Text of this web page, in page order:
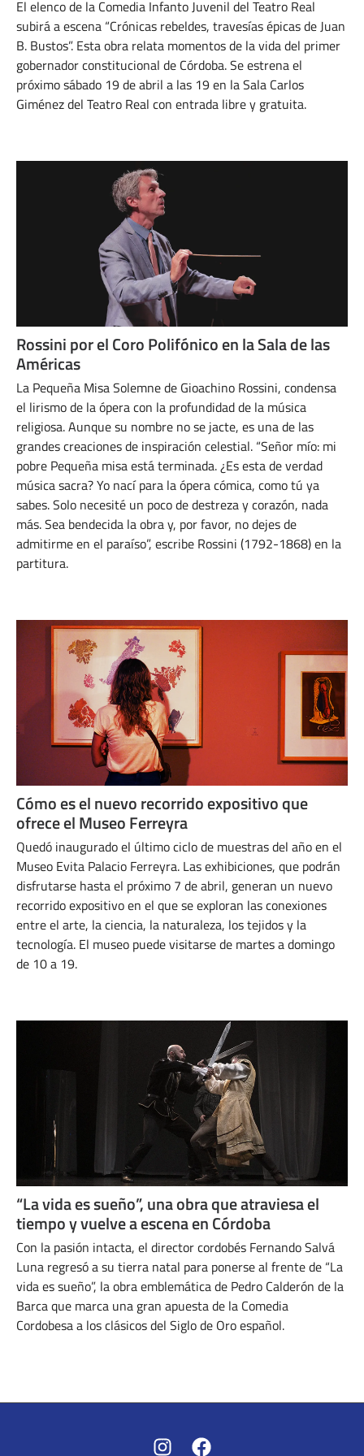
El elenco de la Comedia Infanto Juvenil del Teatro Real
subirá a escena “Crónicas rebeldes, travesías épicas de Juan
B. Bustos”. Esta obra relata momentos de la vida del primer
gobernador constitucional de Córdoba. Se estrena el
próximo sábado 19 de abril a las 19 en la Sala Carlos
Giménez del Teatro Real con entrada libre y gratuita.
Rossini por el Coro Polifónico en la Sala de las
Américas
La Pequeña Misa Solemne de Gioachino Rossini, condensa
el lirismo de la ópera con la profundidad de la música
religiosa. Aunque su nombre no se jacte, es una de las
grandes creaciones de inspiración celestial. “Señor mío: mi
pobre Pequeña misa está terminada. ¿Es esta de verdad
música sacra? Yo nací para la ópera cómica, como tú ya
sabes. Solo necesité un poco de destreza y corazón, nada
más. Sea bendecida la obra y, por favor, no dejes de
admitirme en el paraíso”, escribe Rossini (1792-1868) en la
partitura.
Cómo es el nuevo recorrido expositivo que
ofrece el Museo Ferreyra
Quedó inaugurado el último ciclo de muestras del año en el
Museo Evita Palacio Ferreyra. Las exhibiciones, que podrán
disfrutarse hasta el próximo 7 de abril, generan un nuevo
recorrido expositivo en el que se exploran las conexiones
entre el arte, la ciencia, la naturaleza, los tejidos y la
tecnología. El museo puede visitarse de martes a domingo
de 10 a 19.
“La vida es sueño”, una obra que atraviesa el
tiempo y vuelve a escena en Córdoba
Con la pasión intacta, el director cordobés Fernando Salvá
Luna regresó a su tierra natal para ponerse al frente de “La
vida es sueño”, la obra emblemática de Pedro Calderón de la
Barca que marca una gran apuesta de la Comedia
Cordobesa a los clásicos del Siglo de Oro español.